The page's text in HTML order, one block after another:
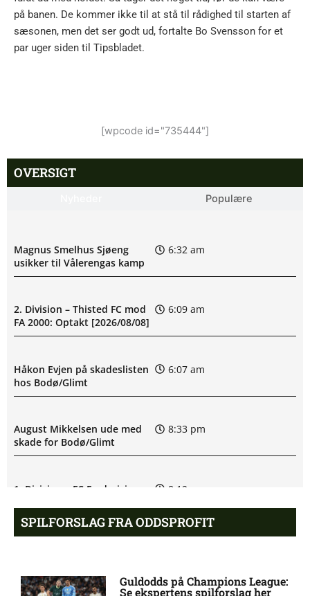
på banen. De kommer ikke til at stå til rådighed til starten af
sæsonen, men det ser godt ud, fortalte Bo Svensson for et
par uger siden til Tipsbladet.
[wpcode id="735444"]
OVERSIGT
Populære
Magnus Smelhus Sjøeng
usikker til Vålerengas kamp
6:32 am
2. Division – Thisted FC mod
FA 2000: Optakt [2026/08/08]
6:09 am
Håkon Evjen på skadeslisten
hos Bodø/Glimt
6:07 am
August Mikkelsen ude med
skade for Bodø/Glimt
8:33 pm
1. Division – FC Fredericia
forventede opstillinger
[2026/08/09]
8:12 pm
Martin Ove Roseth
skadesstatus hos Viking
6:43 pm
SPILFORSLAG FRA ODDSPROFIT
Guldodds på Champions League:
Se ekspertens spilforslag her